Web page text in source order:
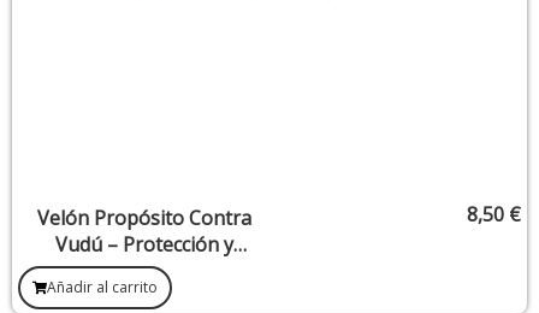
Velón Propósito Contra
Vudú – Protección y
anulación de trabajos
oscuros
8,50 €
Añadir al carrito